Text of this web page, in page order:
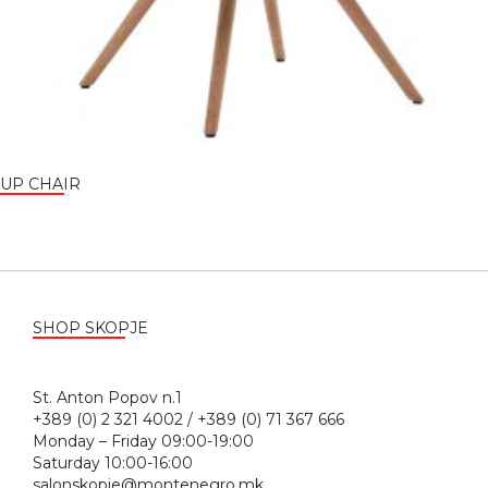
UP CHAIR
SHOP SKOPJE
St. Anton Popov n.1
+389 (0) 2 321 4002 / +389 (0) 71 367 666
Monday – Friday 09:00-19:00
Saturday 10:00-16:00